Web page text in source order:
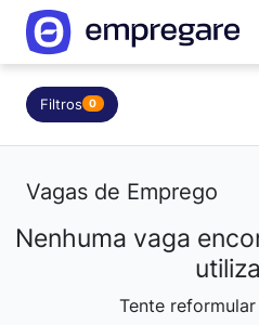
Filtros 0
Vagas de Emprego
Carregando resultados...
Nenhuma vaga
Tente